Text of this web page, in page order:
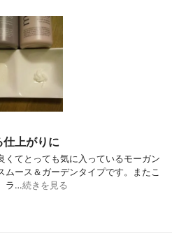
上がりに
くてとっても気に入っているモーガン
ムース＆ガーデンタイプです。またこ
ラ…続きを見る